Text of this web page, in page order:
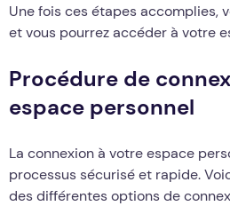
Une fois ces étapes accomplies,
et vous pourrez accéder à votre
Procédure de
espace personnel
La connexion à votre espace
processus sécurisé et rapide.
des différentes options de